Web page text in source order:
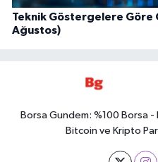
Teknik Göstergelere Göre
Ağustos)
Borsa Gundem: %100 Borsa
Bitcoin ve Kripto